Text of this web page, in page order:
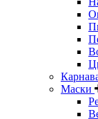
Маски